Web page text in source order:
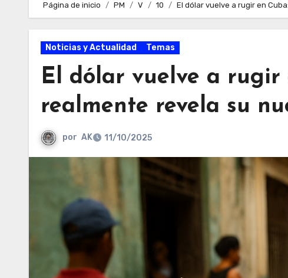
Página de inicio PM V 10 El dólar vuelve a rugir en
Noticias y Actualidad Temas
El dólar vuelve a rugir
realmente revela su
por AK 11/10/2025